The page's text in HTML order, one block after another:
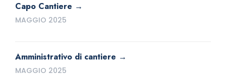
Capo Cantiere
MAGGIO 2025
Amministrativo di cantiere
MAGGIO 2025